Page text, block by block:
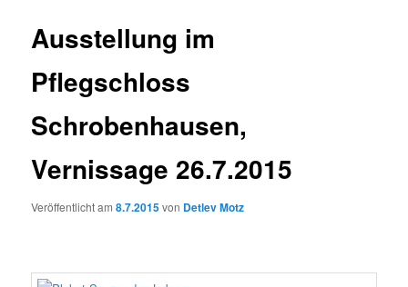
Ausstellung im
Pflegschloss
Schrobenhausen,
Vernissage 26.7.2015
Veröffentlicht am8.7.2015von Detlev Motz